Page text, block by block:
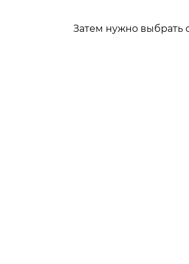
Затем нужно выбрать